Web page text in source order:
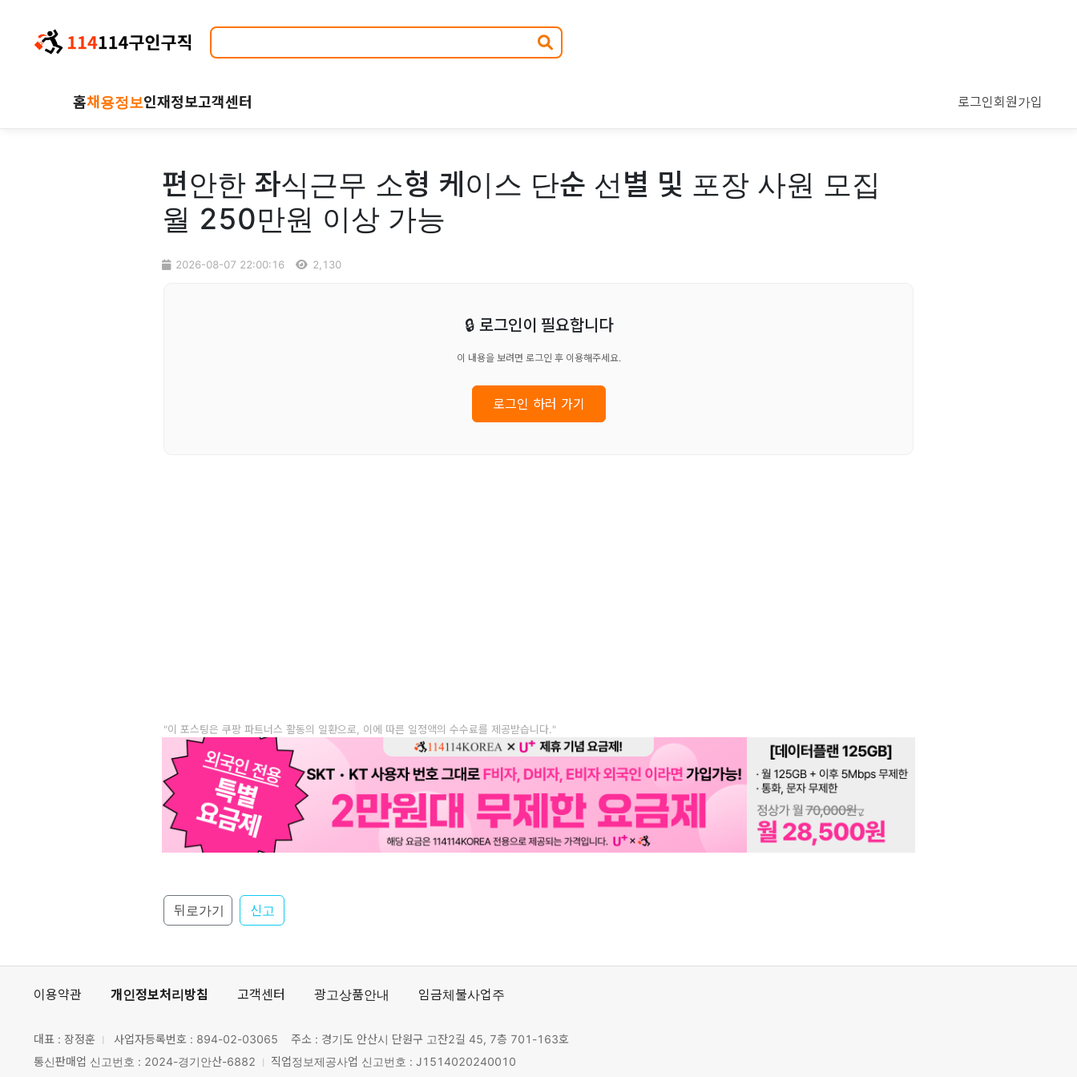
홈채용정보인재정보고객센터 로그인회원가입
편안한 좌식근무 소형 케이스 단순 선별 및 포장 사원 모집
월 250만원 이상 가능
2026-08-07 22:00:16 2,130
🔒 로그인이 필요합니다
이 내용을 보려면 로그인 후 이용해주세요.
로그인 하러 가기
"이 포스팅은 쿠팡 파트너스 활동의 일환으로, 이에 따른 일정액의 수수료를 제공받습니다."
뒤로가기 신고
이용약관 개인정보처리방침 고객센터 광고상품안내 임금체불사업주
대표 : 장정훈 사업자등록번호 : 894-02-03065
주소 : 경기도 안산시 단원구 고잔2길 45, 7층 701-163호
통신판매업 신고번호 : 2024-경기안산-6882
직업정보제공사업 신고번호 : J1514020240010